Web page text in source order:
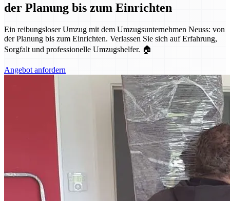
der Planung bis zum Einrichten
Ein reibungsloser Umzug mit dem Umzugsunternehmen Neuss: von
der Planung bis zum Einrichten. Verlassen Sie sich auf Erfahrung,
Sorgfalt und professionelle Umzugshelfer. 🏠
Angebot anfordern